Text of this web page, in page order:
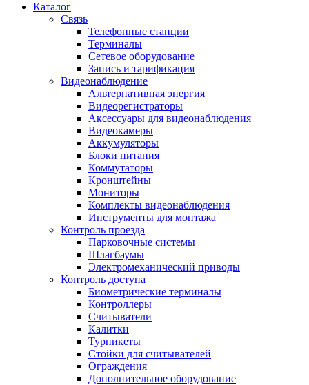
Каталог
Связь
Телефонные станции
Терминалы
Сетевое оборудование
Запись и тарификация
Видеонаблюдение
Альтернативная энергия
Видеорегистраторы
Аксессуары для видеонаблюдения
Видеокамеры
Аккумуляторы
Блоки питания
Коммутаторы
Кронштейны
Мониторы
Комплекты видеонаблюдения
Инструменты для монтажа
Контроль проезда
Парковочные системы
Шлагбаумы
Электромеханический приводы
Контроль доступа
Биометрические терминалы
Контроллеры
Считыватели
Калитки
Турникеты
Стойки для считывателей
Ограждения
Дополнительное оборудование